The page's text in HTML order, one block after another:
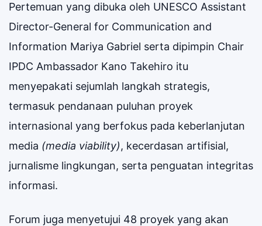
Pertemuan yang dibuka oleh UNESCO Assistant
Director-General for Communication and
Information Mariya Gabriel serta dipimpin Chair
IPDC Ambassador Kano Takehiro itu
menyepakati sejumlah langkah strategis,
termasuk pendanaan puluhan proyek
internasional yang berfokus pada keberlanjutan
media (media viability), kecerdasan artifisial,
jurnalisme lingkungan, serta penguatan integritas
informasi.
Forum juga menyetujui 48 proyek yang akan